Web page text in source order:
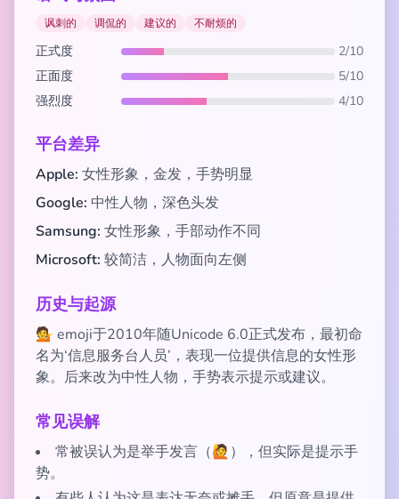
讽刺的 调侃的 建议的 不耐烦的
正式度
2/10
正面度
5/10
强烈度
4/10
平台差异
Apple: 女性形象，金发，手势明显
Google: 中性人物，深色头发
Samsung: 女性形象，手部动作不同
Microsoft: 较简洁，人物面向左侧
历史与起源
💁 emoji于2010年随Unicode 6.0正式发布，最初命
名为‘信息服务台人员’，表现一位提供信息的女性形
象。后来改为中性人物，手势表示提示或建议。
常见误解
常被误认为是举手发言（🙋），但实际是提示手
势。